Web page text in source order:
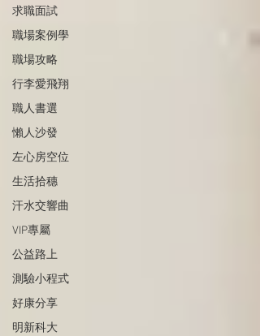
求職面試
職場案例學
職場攻略
行李愛飛翔
職人書選
懶人沙發
左心房空位
生活拾穗
汗水交響曲
VIP專屬
公益路上
測驗小程式
好康分享
明新科大